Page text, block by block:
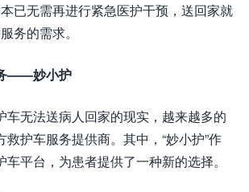
已无需再进行紧急医护干预，送回家就
务的需求。
——妙小护
车无法送病人回家的现实，越来越多的
救护车服务提供商。其中，“妙小护”作
车平台，为患者提供了一种新的选择。